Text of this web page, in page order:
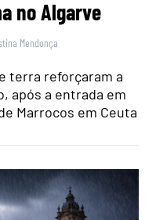
no Algarve
Mendonça
terra reforçaram a
após a entrada em
Marrocos em Ceuta